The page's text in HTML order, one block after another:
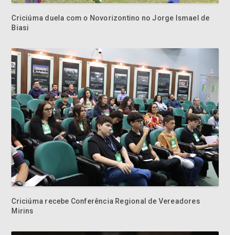
Criciúma duela com o Novorizontino no Jorge Ismael de
Biasi
Criciúma recebe Conferência Regional de Vereadores
Mirins